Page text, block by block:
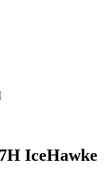
IceHawke